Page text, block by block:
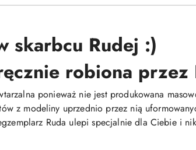
skarbcu Rudej :)
robiona przez
ponieważ nie jest produkowana
z modeliny uprzednio przez nią
Ruda ulepi specjalnie dla Ciebie i